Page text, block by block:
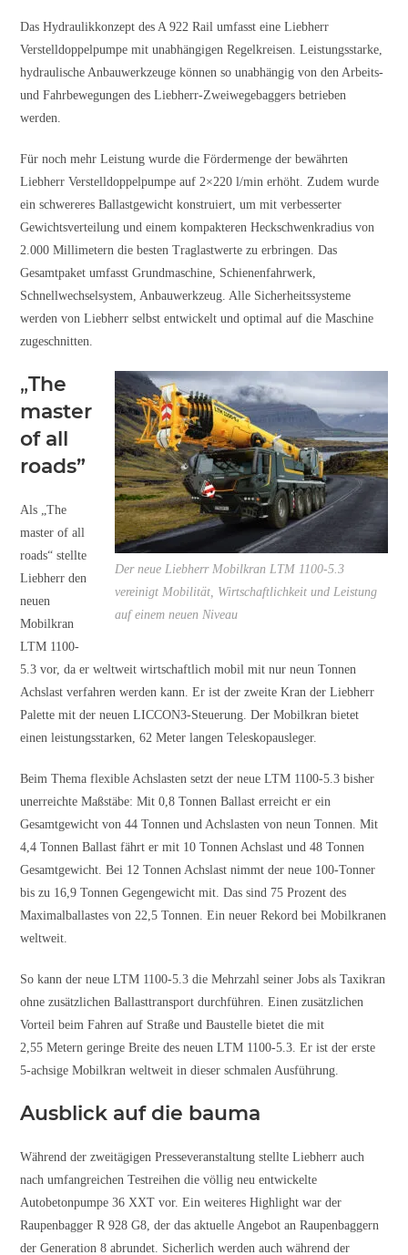
Das Hydraulikkonzept des A 922 Rail umfasst eine Liebherr
Verstelldoppelpumpe mit unabhängigen Regelkreisen. Leistungsstarke,
hydraulische Anbauwerkzeuge können so unabhängig von den Arbeits-
und Fahrbewegungen des Liebherr-Zweiwegebaggers betrieben
werden.
Für noch mehr Leistung wurde die Fördermenge der bewährten
Liebherr Verstelldoppelpumpe auf 2×220 l/min erhöht. Zudem wurde
ein schwereres Ballastgewicht konstruiert, um mit verbesserter
Gewichtsverteilung und einem kompakteren Heckschwenkradius von
2.000 Millimetern die besten Traglastwerte zu erbringen. Das
Gesamtpaket umfasst Grundmaschine, Schienenfahrwerk,
Schnellwechselsystem, Anbauwerkzeug. Alle Sicherheitssysteme
werden von Liebherr selbst entwickelt und optimal auf die Maschine
zugeschnitten.
Der neue Liebherr Mobilkran LTM 1100-5.3
vereinigt Mobilität, Wirtschaftlichkeit und Leistung
auf einem neuen Niveau
„The
master
of all
roads”
Als „The
master of all
roads“ stellte
Liebherr den
neuen
Mobilkran
LTM 1100-
5.3 vor, da er weltweit wirtschaftlich mobil mit nur neun Tonnen
Achslast verfahren werden kann. Er ist der zweite Kran der Liebherr
Palette mit der neuen LICCON3-Steuerung. Der Mobilkran bietet
einen leistungsstarken, 62 Meter langen Teleskopausleger.
Beim Thema flexible Achslasten setzt der neue LTM 1100-5.3 bisher
unerreichte Maßstäbe: Mit 0,8 Tonnen Ballast erreicht er ein
Gesamtgewicht von 44 Tonnen und Achslasten von neun Tonnen. Mit
4,4 Tonnen Ballast fährt er mit 10 Tonnen Achslast und 48 Tonnen
Gesamtgewicht. Bei 12 Tonnen Achslast nimmt der neue 100-Tonner
bis zu 16,9 Tonnen Gegengewicht mit. Das sind 75 Prozent des
Maximalballastes von 22,5 Tonnen. Ein neuer Rekord bei Mobilkranen
weltweit.
So kann der neue LTM 1100-5.3 die Mehrzahl seiner Jobs als Taxikran
ohne zusätzlichen Ballasttransport durchführen. Einen zusätzlichen
Vorteil beim Fahren auf Straße und Baustelle bietet die mit
2,55 Metern geringe Breite des neuen LTM 1100-5.3. Er ist der erste
5-achsige Mobilkran weltweit in dieser schmalen Ausführung.
Ausblick auf die bauma
Während der zweitägigen Presseveranstaltung stellte Liebherr auch
nach umfangreichen Testreihen die völlig neu entwickelte
Autobetonpumpe 36 XXT vor. Ein weiteres Highlight war der
Raupenbagger R 928 G8, der das aktuelle Angebot an Raupenbaggern
der Generation 8 abrundet. Sicherlich werden auch während der